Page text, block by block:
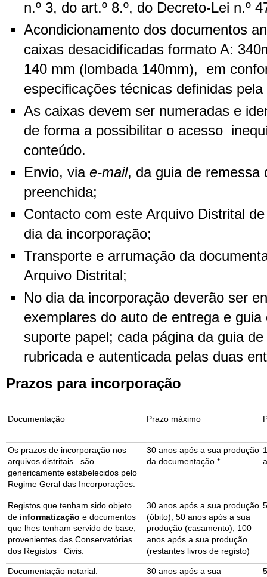
n.º 3, do art.º 8.º, do Decreto-Lei n.º
Acondicionamento dos documentos
caixas desacidificadas formato A:
140 mm (lombada 140mm), em
especificações técnicas definidas
As caixas devem ser numeradas e
de forma a possibilitar o acesso
conteúdo.
Envio, via e-mail, da guia de remessa
preenchida;
Contacto com este Arquivo Distrital
dia da incorporação;
Transporte e arrumação da
Arquivo Distrital;
No dia da incorporação deverão ser
exemplares do auto de entrega e
suporte papel; cada página da guia
rubricada e autenticada pelas duas
Prazos para incorporação
Documentação Prazo máximo
Os prazos de incorporação nos
arquivos distritais são
genericamente estabelecidos pelo
Regime Geral das Incorporações.
30 anos após a sua produção
da documentação *
Registos que tenham sido objeto
de informatização e documentos
que lhes tenham servido de base,
provenientes das Conservatórias
dos Registos Civis.
30 anos após a sua produção
(óbito); 50 anos após a sua
produção (casamento); 100
anos após a sua produção
(restantes livros de registo)
Documentação notarial.
30 anos após a sua